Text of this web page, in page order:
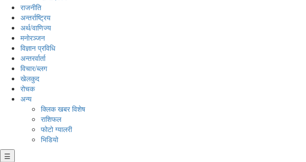
राजनीति
अन्तर्राष्ट्रिय
अर्थ/वाणिज्य
मनाेरञ्जन
विज्ञान प्रविधि
अन्तरर्वार्ता
विचार/ब्लग
खेलकुद
रोचक
अन्य
क्लिक खबर विशेष
राशिफल
फोटो ग्यालरी
भिडियो
☰